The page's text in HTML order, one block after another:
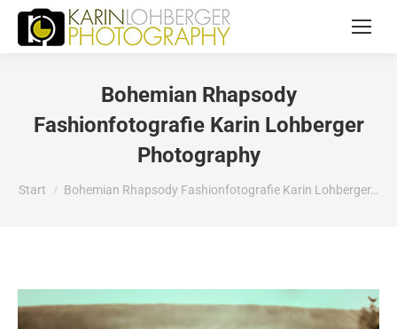
Bohemian Rhapsody
Fashionfotografie Karin Lohberger
Photography
Sie befinden sich hier:
Start Bohemian Rhapsody Fashionfotografie Karin Lohberger…